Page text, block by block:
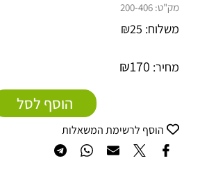
מק"ט: 200-406
משלוח: ₪25
מחיר: ₪170
הוסף לסל
הוסף לרשימת המשאלות